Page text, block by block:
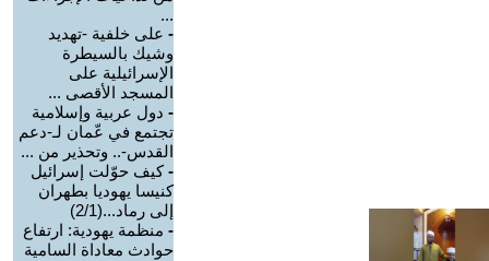
...
- على خلفية -تهديد
وشيك بالسيطرة
الإسرائيلية على
المسجد الأقصى ...
- دول عربية وإسلامية
تجتمع في عّمان لـ-دعم
القدس-.. وتحذير من ...
-كيف حوّلت إسرائيل
كنيسا يهوديا بطهران
إلى رماد...(2/1)
- منظمة يهودية: ارتفاع
حوادث معاداة السامية